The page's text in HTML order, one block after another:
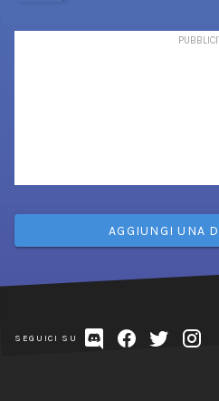
AGGIUNGI UNA
SEGUICI SU